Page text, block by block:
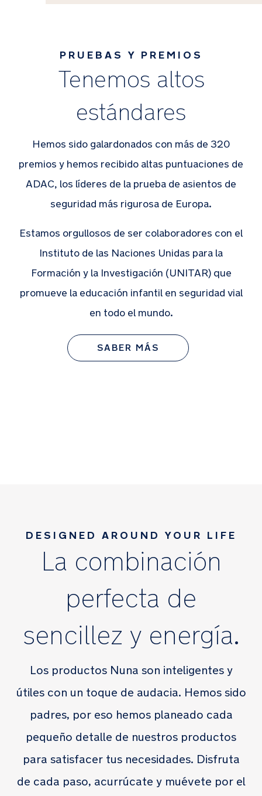
PRUEBAS Y PREMIOS
Tenemos altos
estándares
Hemos sido galardonados con más de 320
premios y hemos recibido altas puntuaciones de
ADAC, los líderes de la prueba de asientos de
seguridad más rigurosa de Europa.
Estamos orgullosos de ser colaboradores con el
Instituto de las Naciones Unidas para la
Formación y la Investigación (UNITAR) que
promueve la educación infantil en seguridad vial
en todo el mundo.
SABER MÁS
DESIGNED AROUND YOUR LIFE
La combinación
perfecta de
sencillez y energía.
Los productos Nuna son inteligentes y
útiles con un toque de audacia. Hemos sido
padres, por eso hemos planeado cada
pequeño detalle de nuestros productos
para satisfacer tus necesidades. Disfruta
de cada paso, acurrúcate y muévete por el